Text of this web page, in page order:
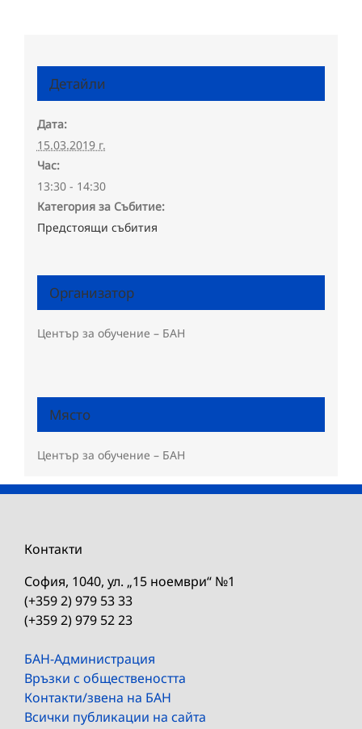
Детайли
Дата:
15.03.2019 г.
Час:
13:30 - 14:30
Категория за Събитие:
Предстоящи събития
Организатор
Център за обучение – БАН
Място
Център за обучение – БАН
Контакти
София, 1040, ул. „15 ноември“ №1
(+359 2) 979 53 33
(+359 2) 979 52 23
БАН-Администрация
Връзки с обществеността
Контакти/звена на БАН
Всички публикации на сайта